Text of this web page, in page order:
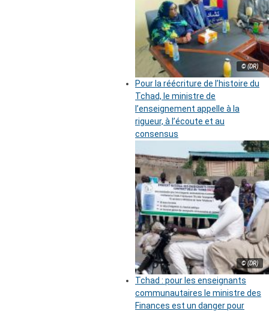
© (DR)
Pour la réécriture de l’histoire du
Tchad, le ministre de
l’enseignement appelle à la
rigueur, à l’écoute et au
consensus
© (DR)
Tchad : pour les enseignants
communautaires le ministre des
Finances est un danger pour